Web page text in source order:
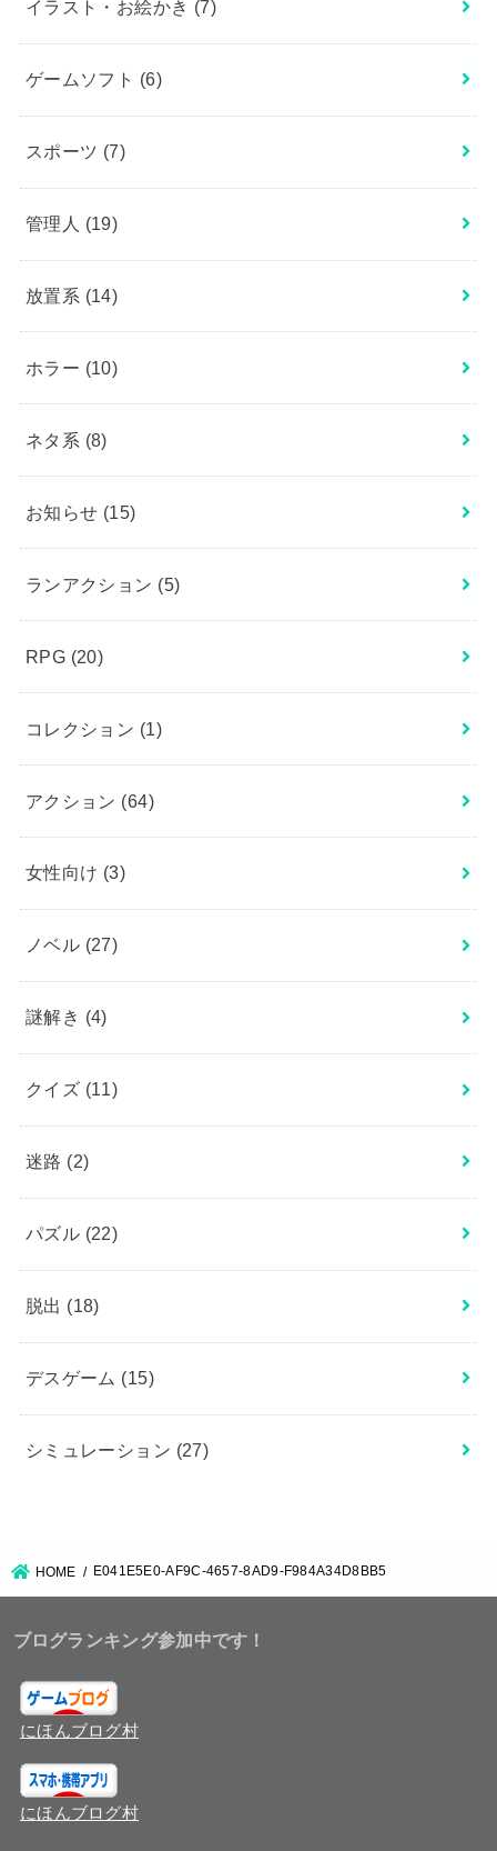
イラスト・お絵かき (7)
ゲームソフト (6)
スポーツ (7)
管理人 (19)
放置系 (14)
ホラー (10)
ネタ系 (8)
お知らせ (15)
ランアクション (5)
RPG (20)
コレクション (1)
アクション (64)
女性向け (3)
ノベル (27)
謎解き (4)
クイズ (11)
迷路 (2)
パズル (22)
脱出 (18)
デスゲーム (15)
シミュレーション (27)
HOME E041E5E0-AF9C-4657-8AD9-F984A34D8BB5
ブログランキング参加中です！
にほんブログ村
にほんブログ村